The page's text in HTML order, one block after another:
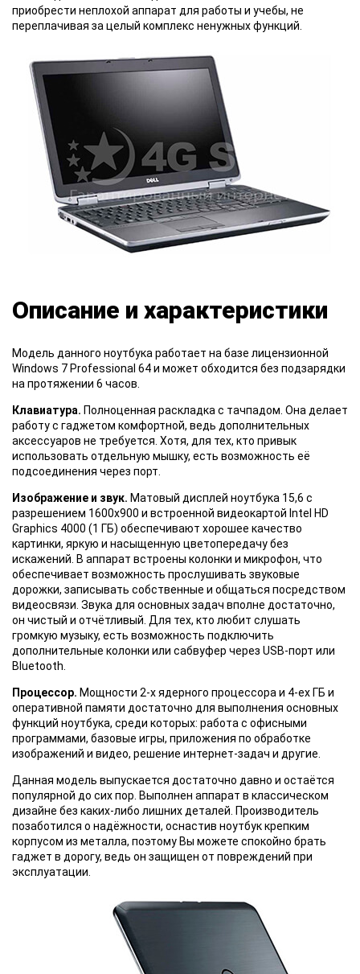
приобрести неплохой аппарат для работы и учебы, не
переплачивая за целый комплекс ненужных функций.
Описание и характеристики
Модель данного ноутбука работает на базе лицензионной
Windows 7 Professional 64 и может обходится без подзарядки
на протяжении 6 часов.
Клавиатура. Полноценная раскладка с тачпадом. Она делает
работу с гаджетом комфортной, ведь дополнительных
аксессуаров не требуется. Хотя, для тех, кто привык
использовать отдельную мышку, есть возможность её
подсоединения через порт.
Изображение и звук. Матовый дисплей ноутбука 15,6 с
разрешением 1600x900 и встроенной видеокартой Intel HD
Graphics 4000 (1 ГБ) обеспечивают хорошее качество
картинки, яркую и насыщенную цветопередачу без
искажений. В аппарат встроены колонки и микрофон, что
обеспечивает возможность прослушивать звуковые
дорожки, записывать собственные и общаться посредством
видеосвязи. Звука для основных задач вполне достаточно,
он чистый и отчётливый. Для тех, кто любит слушать
громкую музыку, есть возможность подключить
дополнительные колонки или сабвуфер через USB-порт или
Bluetooth.
Процессор. Мощности 2-х ядерного процессора и 4-ех ГБ и
оперативной памяти достаточно для выполнения основных
функций ноутбука, среди которых: работа с офисными
программами, базовые игры, приложения по обработке
изображений и видео, решение интернет-задач и другие.
Данная модель выпускается достаточно давно и остаётся
популярной до сих пор. Выполнен аппарат в классическом
дизайне без каких-либо лишних деталей. Производитель
позаботился о надёжности, оснастив ноутбук крепким
корпусом из металла, поэтому Вы можете спокойно брать
гаджет в дорогу, ведь он защищен от повреждений при
эксплуатации.